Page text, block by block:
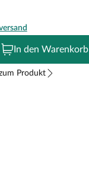
In den Warenkorb
Produkt